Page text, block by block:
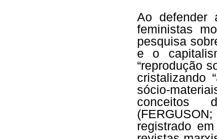
Ao defender
feministas
pesquisa
e o
“reprodução
cristalizando
sócio-
conceitos
registrado